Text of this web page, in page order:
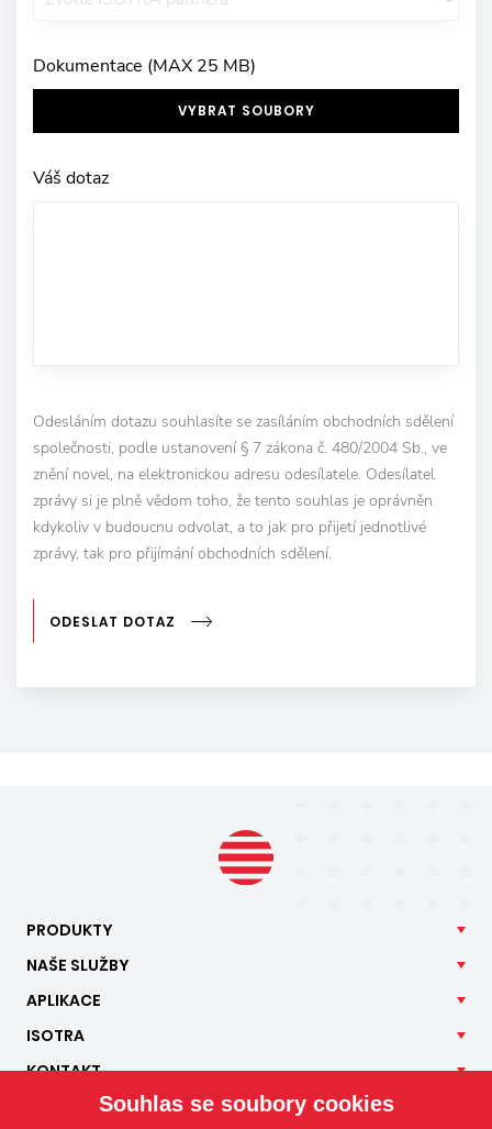
Dokumentace (MAX 25 MB)
VYBRAT SOUBORY
Váš dotaz
Odesláním dotazu souhlasíte se zasíláním obchodních sdělení
společnosti, podle ustanovení § 7 zákona č. 480/2004 Sb., ve
znění novel, na elektronickou adresu odesílatele. Odesílatel
zprávy si je plně vědom toho, že tento souhlas je oprávněn
kdykoliv v budoucnu odvolat, a to jak pro přijetí jednotlivé
zprávy, tak pro přijímání obchodních sdělení.
ODESLAT DOTAZ
PRODUKTY
NAŠE SLUŽBY
APLIKACE
ISOTRA
KONTAKT
Souhlas se soubory cookies